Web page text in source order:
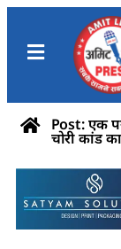
Post: एक
चोरी कांड